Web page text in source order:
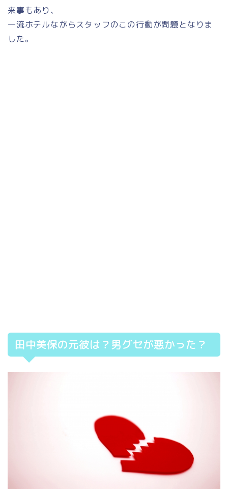
来事もあり、
一流ホテルながらスタッフのこの行動が問題となりま
した。
田中美保の元彼は？男グセが悪かった？